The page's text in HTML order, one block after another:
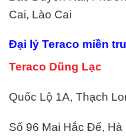
Cai, Lào Cai
Đại lý Teraco miền
Teraco Dũng Lạc
Quốc Lộ 1A, Thạch
Số 96 Mai Hắc Đế,